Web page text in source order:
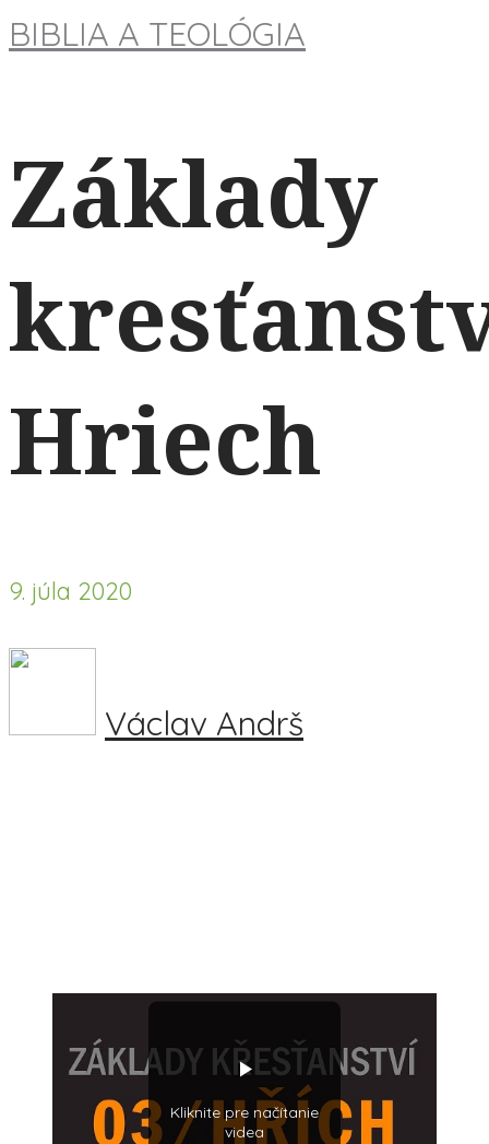
BIBLIA A TEOLÓGIA
Základy
Hriech
9. júla 2020
Václav Andrš
Kliknite pre načítanie
videa